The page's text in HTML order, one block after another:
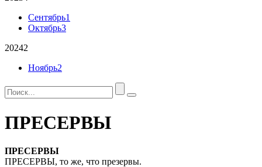
Сентябрь1
Октябрь3
20242
Ноябрь2
ПРЕСЕРВЫ
ПРЕСЕРВЫ
ПРЕСЕРВЫ, то же, что презервы.